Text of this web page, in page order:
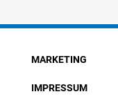
MARKETING
IMPRESSUM